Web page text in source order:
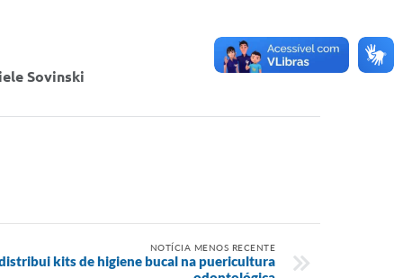
Sovinski
NOTÍCIA MENOS RECENTE
kits de higiene bucal na puericultura